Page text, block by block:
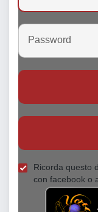
Password
Ricorda questo
con facebook o